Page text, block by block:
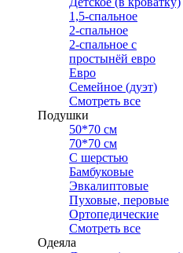
1,5-спальное
2-спальное
2-спальное с
простынёй евро
Евро
Семейное (дуэт)
Смотреть все
Подушки
50*70 см
70*70 см
С шерстью
Бамбуковые
Эвкалиптовые
Пуховые, перовые
Ортопедические
Смотреть все
Одеяла